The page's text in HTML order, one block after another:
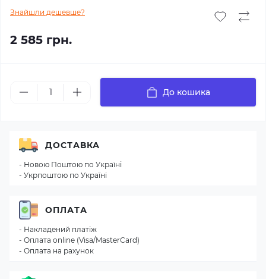
Знайшли дешевше?
2 585 грн.
До кошика
ДОСТАВКА
- Новою Поштою по Україні
- Укрпоштою по Україні
ОПЛАТА
- Накладений платіж
- Оплата online (Visa/MasterCard)
- Оплата на рахунок